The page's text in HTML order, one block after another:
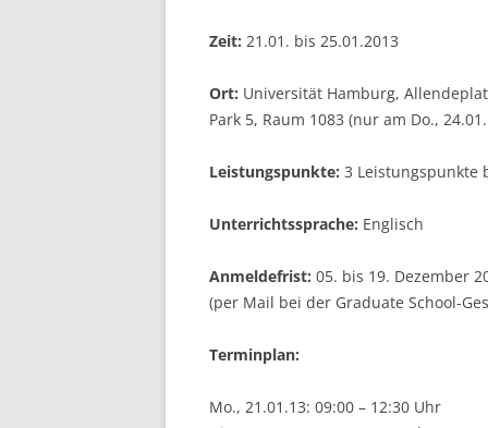
EUROPA-UNIVERSITÄT
ARCHIVE
Zeit: 21.01. bis 25.01.2013
Ort: Universität Hamburg,
Park 5, Raum 1083 (nur am Do.,
Leistungspunkte: 3 Leistungspunkte
Unterrichtssprache: Englisch
Anmeldefrist: 05. bis 19. Dezember
(per Mail bei der Graduate
Terminplan:
Mo., 21.01.13: 09:00 – 12:30 Uhr